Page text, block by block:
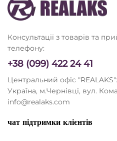
Консультації з товарів та
телефону:
+38 (099) 422 24 41
Центральний офіс "REALAKS":
Україна, м.Чернівці, вул.
info@realaks.com
чат підтримки клієнтів